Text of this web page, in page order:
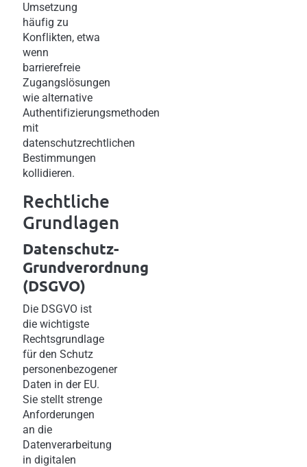
Umsetzung
häufig zu
Konflikten, etwa
wenn
barrierefreie
Zugangslösungen
wie alternative
Authentifizierungsmethoden
mit
datenschutzrechtlichen
Bestimmungen
kollidieren.
Rechtliche
Grundlagen
Datenschutz-
Grundverordnung
(DSGVO)
Die DSGVO ist
die wichtigste
Rechtsgrundlage
für den Schutz
personenbezogener
Daten in der EU.
Sie stellt strenge
Anforderungen
an die
Datenverarbeitung
in digitalen